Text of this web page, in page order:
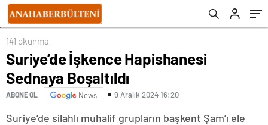
141 okunma
Suriye’de İşkence Hapishanesi
Sednaya Boşaltıldı
ABONE OL News 9 Aralık 2024 16:20
Suriye’de silahlı muhalif grupların başkent Şam’ı ele